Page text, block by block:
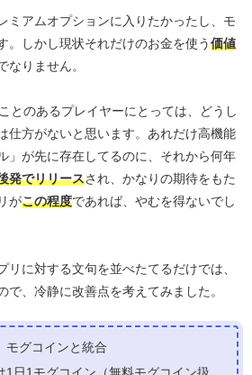
ミアムオプションに入りたかったし、モ
。しかし現状それだけのお金を使う価値
なりません。
とのあるプレイヤーにとっては、どうし
仕方がないと思います。あれだけ高機能
」が先に存在してるのに、それから何年
発でリリースされ、かなりの期待をもた
がこの程度であれば、やむを得ないでし
リに対する文句を並べたてるだけでは、
で、冷静に改善点を考えてみました。
モグコインと統合